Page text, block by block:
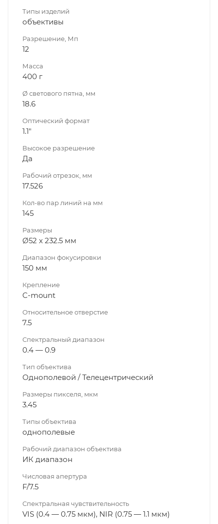
Типы изделий
объективы
Разрешение, Мп
12
Масса
400 г
Ø светового пятна, мм
18.6
Оптический формат
1.1"
Высокое разрешение
Да
Рабочий отрезок, мм
17.526
Кол-во пар линий на мм
145
Размеры
Ø52 x 232.5 мм
Диапазон фокуси­ровки
150 мм
Крепление
C-mount
Относительное отверстие
7.5
Спектральный диапазон
0.4 — 0.9
Тип объектива
Однополевой / Телецентрический
Размеры пикселя, мкм
3.45
Типы объектива
однополевые
Рабочий диапазон объектива
ИК диапазон
Числовая апертура
F/7.5
Спектральная чувствительность
VIS (0.4 — 0.75 мкм), NIR (0.75 — 1.1 мкм)